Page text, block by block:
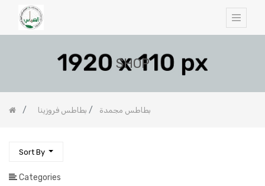
SHOP
بطاطس مجمدة بطاطس فروزينا
Sort By
Categories